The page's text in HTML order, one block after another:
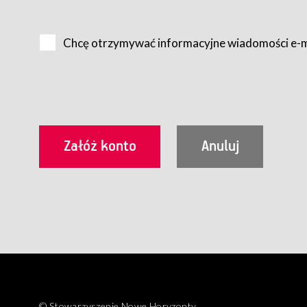
Usługobiorca przed rozpoczęciem korzystania z
utrwalenie i wydrukowanie.
§ 3
Korzystanie ze wszystkich aplikacji Serwisu może być
Chcę otrzymywać informacyjne wiadomości e-